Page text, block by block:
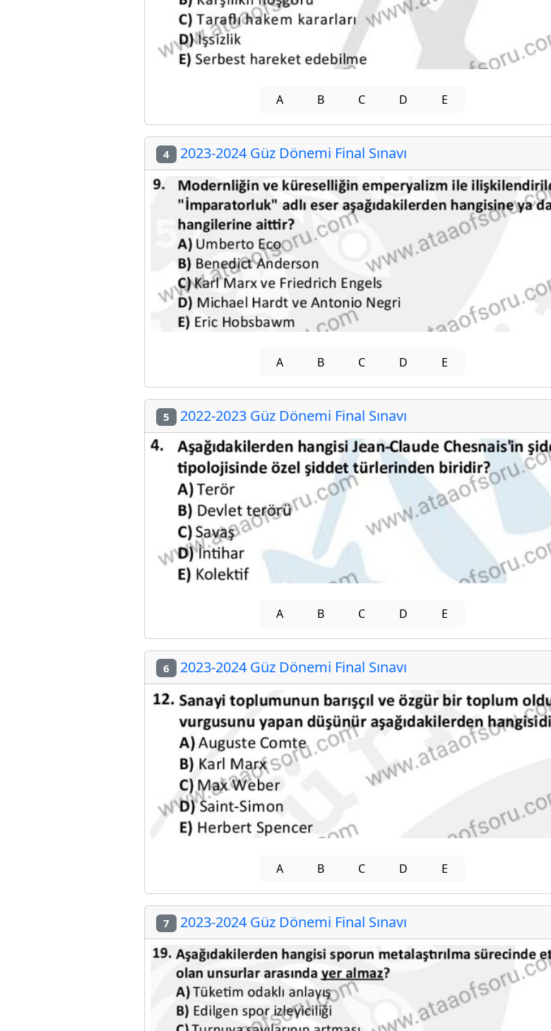
A B C D E
4 2023-2024 Güz Dönemi Final Sınavı
A B C D E
5 2022-2023 Güz Dönemi Final Sınavı
A B C D E
6 2023-2024 Güz Dönemi Final Sınavı
A B C D E
7 2023-2024 Güz Dönemi Final Sınavı